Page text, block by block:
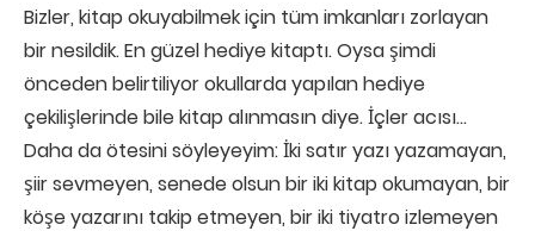
Bizler, kitap okuyabilmek için tüm imkanları zorlayan
bir nesildik. En güzel hediye kitaptı. Oysa şimdi
önceden belirtiliyor okullarda yapılan hediye
çekilişlerinde bile kitap alınmasın diye. İçler acısı…
Daha da ötesini söyleyeyim: İki satır yazı yazamayan,
şiir sevmeyen, senede olsun bir iki kitap okumayan, bir
köşe yazarını takip etmeyen, bir iki tiyatro izlemeyen